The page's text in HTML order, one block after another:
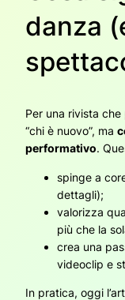
danza
Per una rivista
“chi è nuovo”, ma
performativo.
spinge a
dettagli);
valorizza
più che la
crea una
videoclip e
In pratica, oggi